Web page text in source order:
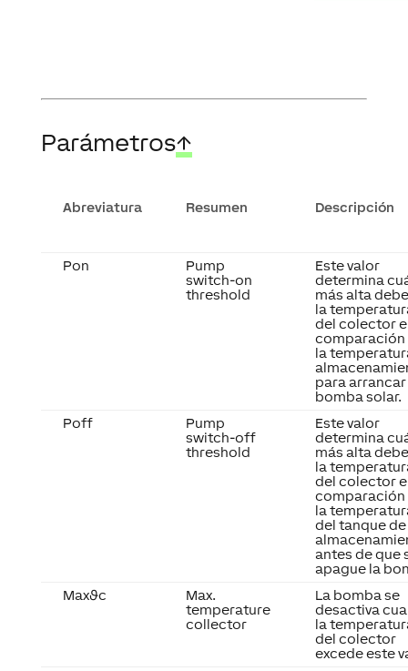
Parámetros↑
Abreviatura Resumen Descripción
Pon
Pump
switch-on
threshold
Este valor
determina
más alta
la
del colector
comparación
la
para arrancar
bomba solar.
Poff
Pump
switch-off
threshold
Este valor
determina
más alta
la
del colector
comparación
la
del tanque de
antes de que
apague la
Maxϑc
Max.
temperature
collector
La bomba se
desactiva
la
del colector
excede este